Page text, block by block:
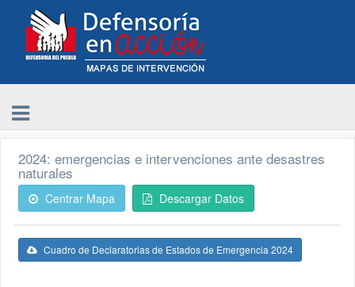
2024: emergencias e intervenciones ante desastres
naturales
Centrar Mapa Descargar Datos
Cuadro de Declaratorias de Estados de Emergencia 2024